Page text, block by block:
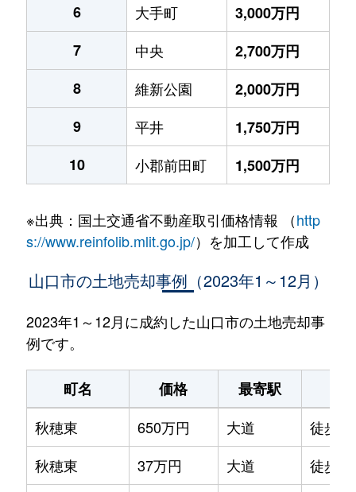
6
大手町
3,000万円
7
中央
2,700万円
8
維新公園
2,000万円
9
平井
1,750万円
10
小郡前田町 1,500万円
※出典：国土交通省不動産取引価格情報 （http
s://www.reinfolib.mlit.go.jp/）を加工して作成
山口市の土地売却事例（2023年1～12月）
2023年1～12月に成約した山口市の土地売却事
例です。
町名 価格 最寄駅
秋穂東
650万円 大道
徒歩1
秋穂東
37万円 大道
徒歩1